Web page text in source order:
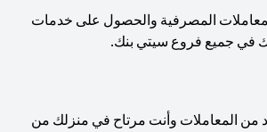
المصرفية والحصول على خدمات
في جميع فروع سيتي بنك.
من المعاملات وأنت مرتاح في منزلك من